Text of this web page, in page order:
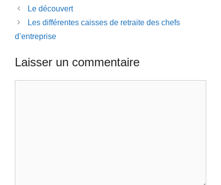
Le découvert
Les différentes caisses de retraite des chefs
d’entreprise
Laisser un commentaire